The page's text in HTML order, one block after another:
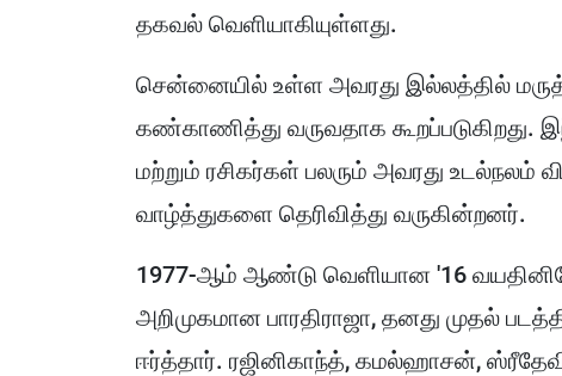
தகவல் வெளியாகியுள்ளது.
சென்னையில் உள்ள அவரது இல்லத்தில்
கண்காணித்து வருவதாக கூறப்படுகிறது.
மற்றும் ரசிகர்கள் பலரும் அவரது
வாழ்த்துகளை தெரிவித்து வருகின்றனர்.
1977-ஆம் ஆண்டு வெளியான '16
அறிமுகமான பாரதிராஜா, தனது முதல்
ஈர்த்தார். ரஜினிகாந்த், கமல்ஹாசன்,